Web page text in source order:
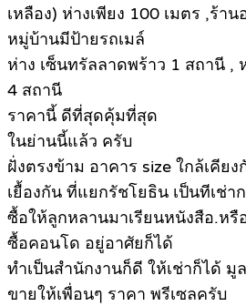
เหลือง) ห่างเพียง 100 เมตร ,ร้า
หมู่บ้านมีป้ายรถเมล์
ห่าง เซ็นทรัลลาดพร้าว 1 สถานี ,
4 สถานี
ราคานี้ ดีที่สุดคุ้มที่สุด
ในย่านนี้แล้ว ครับ
ฝั่งตรงข้าม อาคาร size ใกล้เคีย
เยื้องกัน ที่แยกรัชโยธิน เป็นทีเช่า
ซื้อให้ลูกหลานมาเรียนหนังสือ.หรื
ซื้อคอนโด อยู่อาศัยก็ได้
ทำเป็นสำนักงานก็ดี ให้เช่าก็ได้ มู
ขายให้เพื่อนๆ ราคา พรีเซลครับ